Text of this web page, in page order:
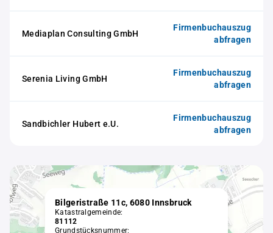
Mediaplan Consulting GmbH
Firmenbuchauszug
abfragen
Serenia Living GmbH
Firmenbuchauszug
abfragen
Sandbichler Hubert e.U.
Firmenbuchauszug
abfragen
Bilgeristraße 11c, 6080 Innsbruck
Katastralgemeinde:
81112
Grundstücksnummer: